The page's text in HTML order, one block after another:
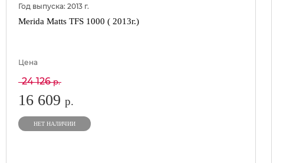
Год выпуска: 2013 г.
Merida Matts TFS 1000 ( 2013г.)
Цена
24 126р.
16 609 р.
НЕТ НАЛИЧИИ